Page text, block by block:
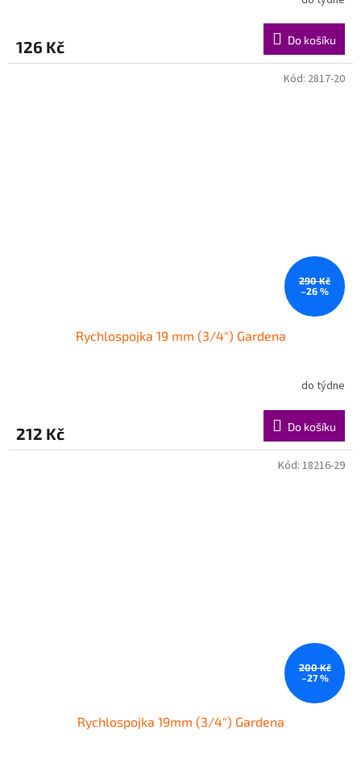
126 Kč Do košíku
290 Kč
–26 %
Rychlospojka 19 mm (3/4") Gardena
do týdne
212 Kč Do košíku
Kód: 2817-20
200 Kč
–27 %
Rychlospojka 19mm (3/4") Gardena
Kód: 18216-29